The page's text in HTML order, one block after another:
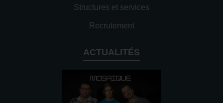
Structures et services
Recrutement
ACTUALITÉS